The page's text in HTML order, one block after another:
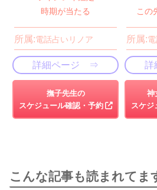
時期が当たる
所属:電話占いリノア
詳細ページ ⇒
撫子先生の
スケジュール確認・予約
この
所属:
神
スケジ
こんな記事も読まれてま